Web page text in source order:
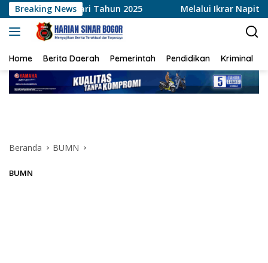
Langsung
ke
konten
Breaking News
Tahun 2025 Melalui Ikrar Napiter, Lapas Cilegon
Home Berita Daerah Pemerintah Pendidikan Kriminal
Beranda BUMN
BUMN